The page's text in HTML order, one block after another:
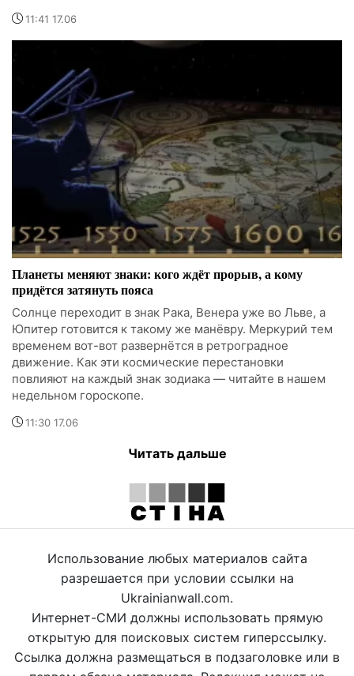
11:41 17.06
Планеты меняют знаки: кого ждёт прорыв, а кому
придётся затянуть пояса
Солнце переходит в знак Рака, Венера уже во Льве, а
Юпитер готовится к такому же манёвру. Меркурий тем
временем вот-вот развернётся в ретроградное
движение. Как эти космические перестановки
повлияют на каждый знак зодиака — читайте в нашем
недельном гороскопе.
11:30 17.06
Читать дальше
Использование любых материалов сайта
разрешается при условии ссылки на
Ukrainianwall.com.
Интернет-СМИ должны использовать прямую
открытую для поисковых систем гиперссылку.
Ссылка должна размещаться в подзаголовке или в